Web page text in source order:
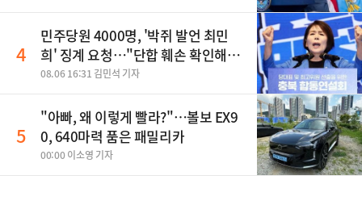
4
민주당원 4000명, '박쥐 발언 최민
희' 징계 요청…"단합 훼손 확인해
야"
08.06 16:31 김민석 기자
5
"아빠, 왜 이렇게 빨라?"…볼보 EX9
0, 640마력 품은 패밀리카
00:00 이소영 기자